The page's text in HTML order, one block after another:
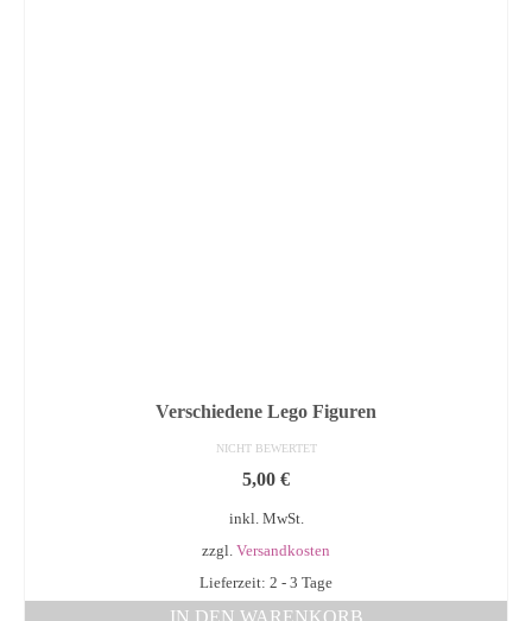
Verschiedene Lego Figuren
NICHT BEWERTET
5,00 €
inkl. MwSt.
zzgl. Versandkosten
Lieferzeit: 2 - 3 Tage
IN DEN WARENKORB